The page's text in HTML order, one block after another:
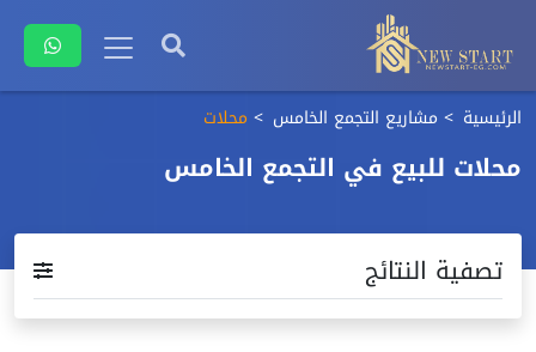
الرئيسية مشاريع التجمع الخامس محلات
محلات للبيع في التجمع الخامس
تصفية النتائج